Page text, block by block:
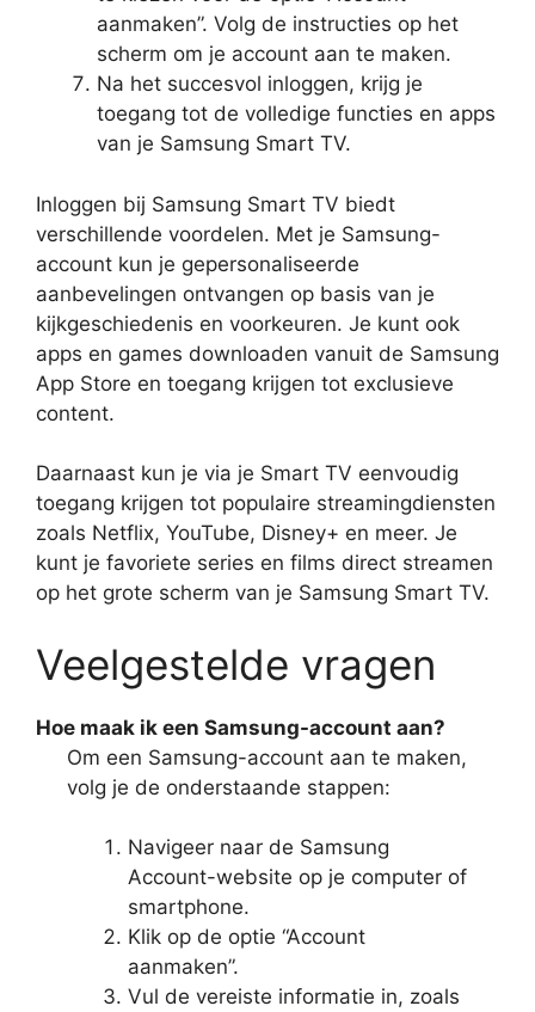
aanmaken”. Volg de instructies op het
scherm om je account aan te maken.
Na het succesvol inloggen, krijg je
toegang tot de volledige functies en apps
van je Samsung Smart TV.
Inloggen bij Samsung Smart TV biedt
verschillende voordelen. Met je Samsung-
account kun je gepersonaliseerde
aanbevelingen ontvangen op basis van je
kijkgeschiedenis en voorkeuren. Je kunt ook
apps en games downloaden vanuit de Samsung
App Store en toegang krijgen tot exclusieve
content.
Daarnaast kun je via je Smart TV eenvoudig
toegang krijgen tot populaire streamingdiensten
zoals Netflix, YouTube, Disney+ en meer. Je
kunt je favoriete series en films direct streamen
op het grote scherm van je Samsung Smart TV.
Veelgestelde vragen
Hoe maak ik een Samsung-account aan?
Om een Samsung-account aan te maken,
volg je de onderstaande stappen:
Navigeer naar de Samsung
Account-website op je computer of
smartphone.
Klik op de optie “Account
aanmaken”.
Vul de vereiste informatie in, zoals